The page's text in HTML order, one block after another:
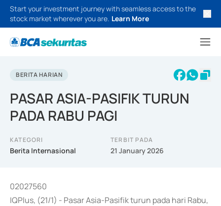
Start your investment journey with seamless access to the
stock market wherever you are. Learn More
BERITA HARIAN
PASAR ASIA-PASIFIK TURUN
PADA RABU PAGI
KATEGORI
Berita Internasional
TERBIT PADA
21 January 2026
02027560
IQPlus, (21/1) - Pasar Asia-Pasifik turun pada hari Rabu,